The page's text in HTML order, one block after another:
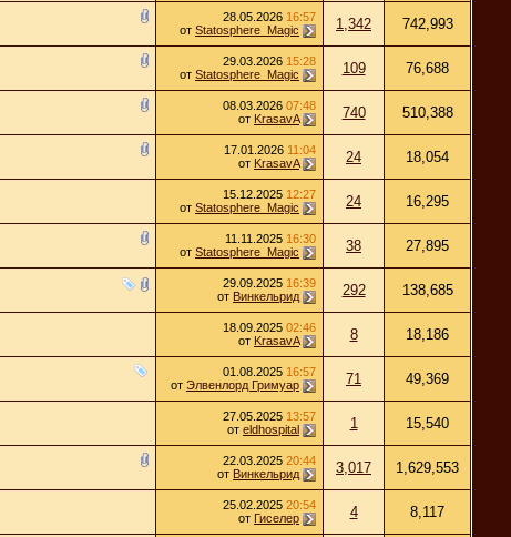
28.05.2026 16:57
от Statosphere_Magic 1,342 742,993
29.03.2026 15:28
от Statosphere_Magic 109 76,688
08.03.2026 07:48
от KrasavA 740 510,388
17.01.2026 11:04
от KrasavA 24 18,054
15.12.2025 12:27
от Statosphere_Magic 24 16,295
11.11.2025 16:30
от Statosphere_Magic 38 27,895
29.09.2025 16:39
от Винкельрид 292 138,685
18.09.2025 02:46
от KrasavA 8 18,186
01.08.2025 16:57
от Элвенлорд Гримуар 71 49,369
27.05.2025 13:57
от eldhospital 1 15,540
22.03.2025 20:44
от Винкельрид 3,017 1,629,553
25.02.2025 20:54
от Гиселер 4 8,117